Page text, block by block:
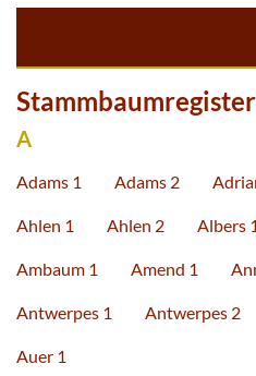
A
Adams 1 Adams 2
Ahlen 1 Ahlen 2 Albers 1
Ambaum 1 Amend 1
Antwerpes 1 Antwerpes 2
Auer 1